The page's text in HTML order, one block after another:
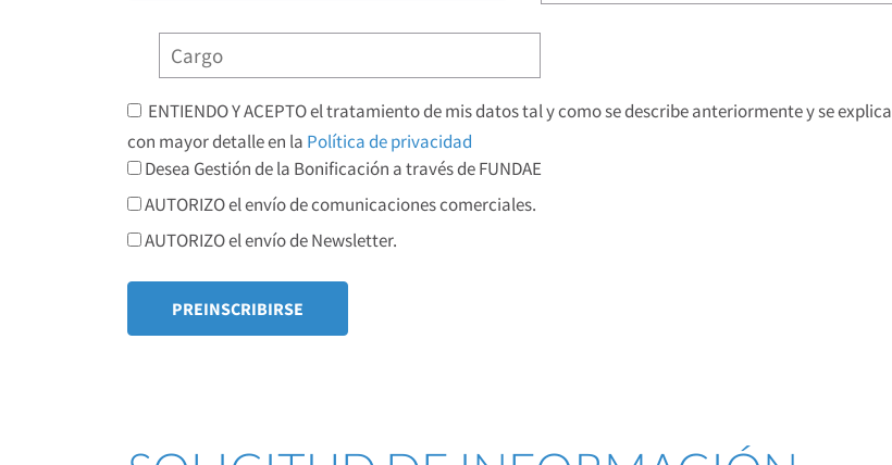
ENTIENDO Y ACEPTO el tratamiento de mis datos tal y como se describe anteriormente y se explica
con mayor detalle en la Política de privacidad
Desea Gestión de la Bonificación a través de FUNDAE
AUTORIZO el envío de comunicaciones comerciales.
AUTORIZO el envío de Newsletter.